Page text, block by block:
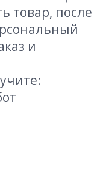
товар, после
и